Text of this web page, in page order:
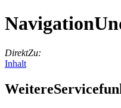
DirektZu:
Inhalt